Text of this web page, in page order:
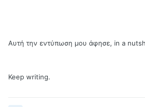
Αυτή την εντύπωση μου άφησε, in a
Keep writing.